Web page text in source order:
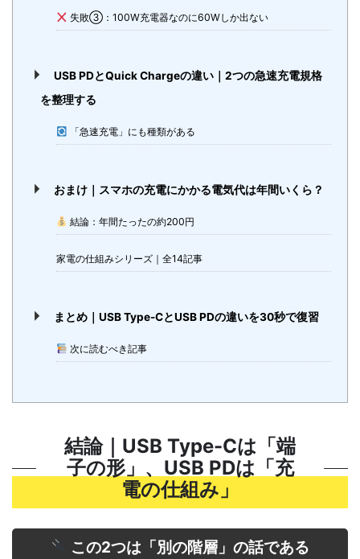
失敗③：100W充電器なのに60Wしか出ない
USB PDとQuick Chargeの違い｜2つの急速充電規格
を整理する
「急速充電」にも種類がある
おまけ｜スマホの充電にかかる電気代は年間いくら？
結論：年間たったの約200円
家電の仕組みシリーズ｜全14記事
まとめ｜USB Type-CとUSB PDの違いを30秒で復習
次に読むべき記事
結論｜USB Type-Cは「端
子の形」、USB PDは「充
電の仕組み」
この2つは「別の階層」の話である